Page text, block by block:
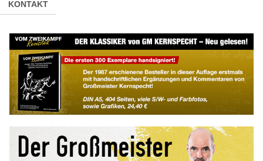
KONTAKT